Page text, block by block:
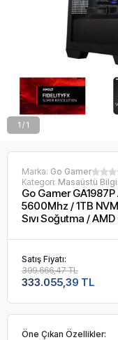
1 / 1
Marka: Go Gamer
Kategori: Masaüstü
Go Gamer
5600Mhz / 1TB
Sıvı Soğutma /
Satış Fiyatı:
333.055,39 TL
399.666,47 TL
Öne Çıkan Özellikler: